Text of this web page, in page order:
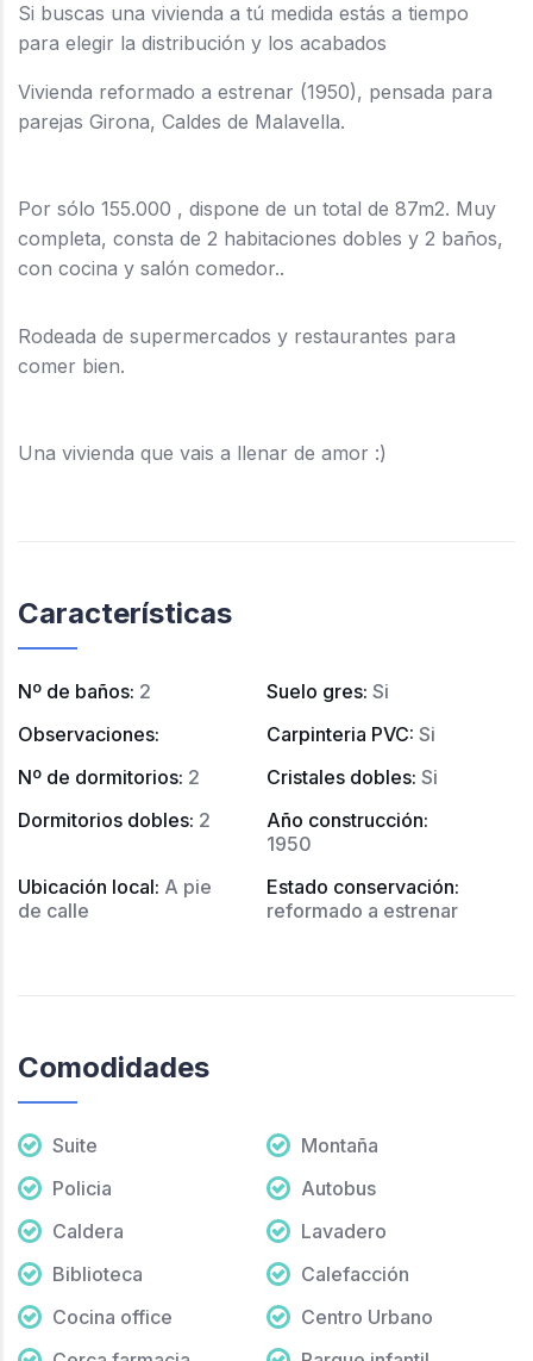
Si buscas una vivienda a tú medida estás a tiempo
para elegir la distribución y los acabados
Vivienda reformado a estrenar (1950), pensada para
parejas Girona, Caldes de Malavella.
Por sólo 155.000 , dispone de un total de 87m2. Muy
completa, consta de 2 habitaciones dobles y 2 baños,
con cocina y salón comedor..
Rodeada de supermercados y restaurantes para
comer bien.
Una vivienda que vais a llenar de amor :)
Características
Nº de baños: 2 Suelo gres: Si
Observaciones: Carpinteria PVC: Si
Nº de dormitorios: 2 Cristales dobles: Si
Dormitorios dobles: 2 Año construcción:
1950
Ubicación local: A pie
de calle
Estado conservación:
reformado a estrenar
Comodidades
Suite
Montaña
Policia
Autobus
Caldera
Lavadero
Biblioteca
Calefacción
Cocina office
Centro Urbano